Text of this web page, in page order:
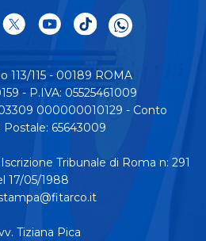
113/115 - 00189 ROMA
- P.IVA: 05525461009
000000010129 - Conto
Postale: 65643009
Tribunale di Roma n: 291
17/05/1988
Tiziana Pica